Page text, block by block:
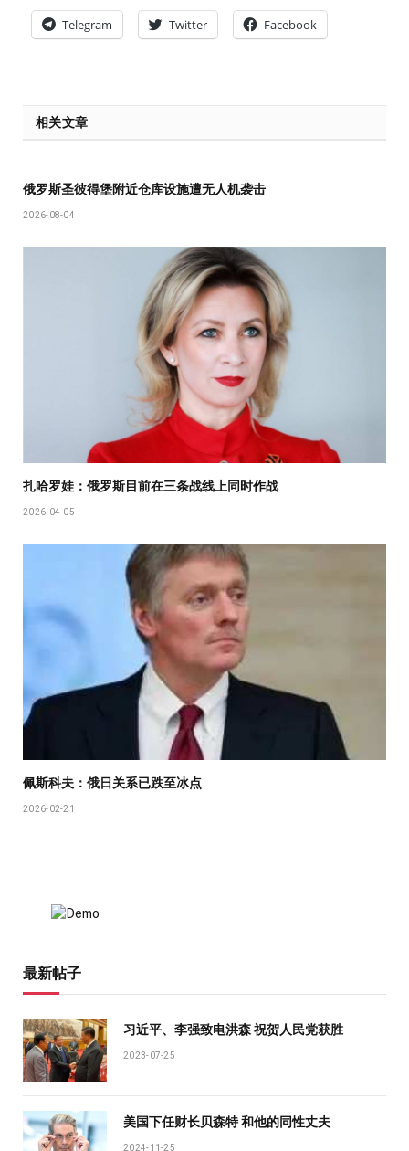
Telegram Twitter Facebook
相关文章
俄罗斯圣彼得堡附近仓库设施遭无人机袭击
2026-08-04
扎哈罗娃：俄罗斯目前在三条战线上同时作战
2026-04-05
佩斯科夫：俄日关系已跌至冰点
2026-02-21
最新帖子
习近平、李强致电洪森 祝贺人民党获胜
2023-07-25
美国下任财长贝森特 和他的同性丈夫
2024-11-25